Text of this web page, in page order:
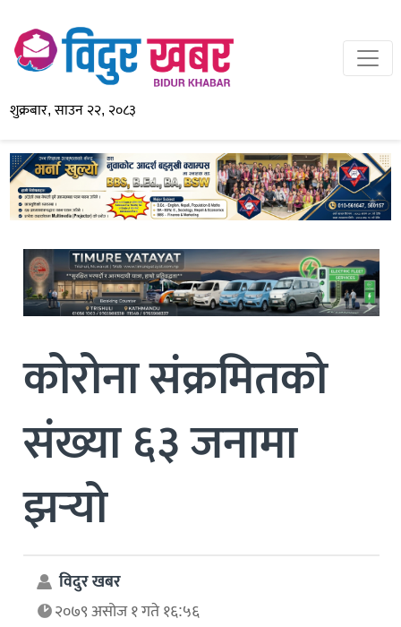
शुक्रबार, साउन २२, २०८३
कोरोना संक्रमितको
संख्या ६३ जनामा
झर्‍यो
विदुर खबर
२०७९ असोज १ गते १६:५६